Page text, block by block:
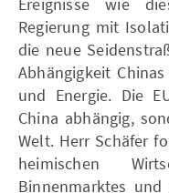
Regierung mit
die neue
Abhängigkeit
und Energie. Die
China abhängig,
Welt. Herr Schäfer
heimischen
Binnenmarktes